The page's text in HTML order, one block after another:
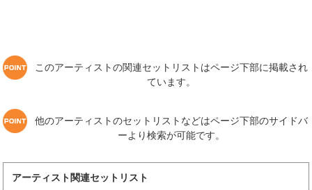
このアーティストの関連セットリストはページ下部に掲載され
ています。
他のアーティストのセットリストなどはページ下部のサイドバ
ーより検索が可能です。
アーティスト関連セットリスト